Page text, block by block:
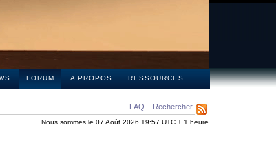
FORUM A PROPOS RESSOURCES
FAQ Rechercher
Nous sommes le 07 Août 2026 19:57 UTC + 1 heure